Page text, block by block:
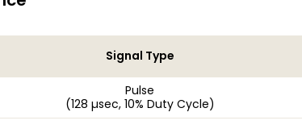
Signal Type
Pulse
(128 µsec, 10% Duty Cycle)